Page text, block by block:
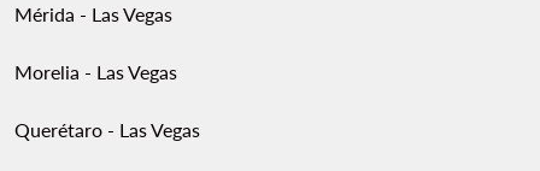
Mérida - Las Vegas
Morelia - Las Vegas
Querétaro - Las Vegas